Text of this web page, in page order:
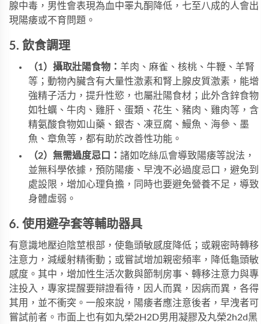
腺中毒，男性會表現為血中睪丸酮降低，七至八成的人會出
現陽痿或不育問題。
5. 飲食調理
（1）攝取壯陽食物： 羊肉、麻雀、核桃、牛鞭、羊腎
等；動物內臟含有大量性激素和腎上腺皮質激素，能增
強精子活力，提升性慾，也屬壯陽食材；此外含鋅食物
如牡蠣、牛肉、雞肝、蛋類、花生、豬肉、雞肉等，含
精氨酸食物如山藥、銀杏、凍豆腐、鰻魚、海參、墨
魚、章魚等，都有助於改善性功能。
（2）無需過度忌口： 諸如吃絲瓜會導致陽痿等說法，
並無科學依據，預防陽痿、早洩不必過度忌口，避免到
處設限，增加心理負擔，同時也要避免營養不足，導致
身體虛弱。
6. 使用避孕套等輔助器具
有意識地壓迫陰莖根部，使龜頭敏感度降低；或親密時轉移
注意力，減緩射精衝動；或嘗試增加親密頻率，降低龜頭敏
感度。其中，增加性生活次數與節制房事、轉移注意力與專
注投入，專家提醒要辯證看待，因人而異，因病而異，各得
其用，並不衝突。一般來說，陽痿者應注意後者，早洩者可
嘗試前者。市面上也有如丸榮2H2D男用凝膠及丸榮2h2d黑